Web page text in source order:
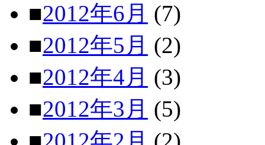
■2012年6月 (7)
■2012年5月 (2)
■2012年4月 (3)
■2012年3月 (5)